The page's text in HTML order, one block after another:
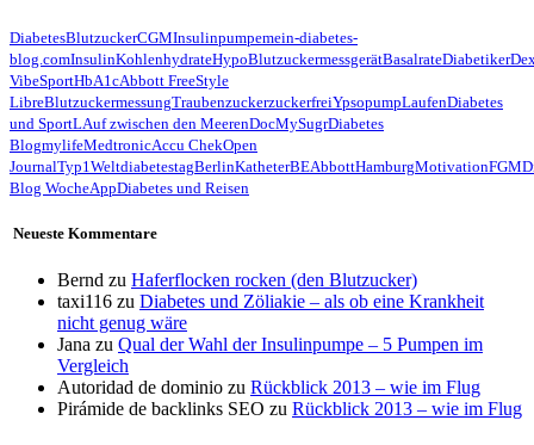
DiabetesBlutzuckerCGMInsulinpumpemein-diabetes-
blog.comInsulinKohlenhydrateHypoBlutzuckermessgerätBasalrateDiabetiker
VibeSportHbA1cAbbott FreeStyle
LibreBlutzuckermessungTraubenzuckerzuckerfreiYpsopumpLaufenDiabetes
und SportLAuf zwischen den MeerenDocMySugrDiabetes
BlogmylifeMedtronicAccu ChekOpen
JournalTyp1 WeltdiabetestagBerlinKatheterBEAbbottHamburgMotivationFGM
Blog WocheAppDiabetes und Reisen
Neueste Kommentare
Bernd zu Haferflocken rocken (den Blutzucker)
taxi116 zu Diabetes und Zöliakie – als ob eine Krankheit
nicht genug wäre
Jana zu Qual der Wahl der Insulinpumpe – 5 Pumpen im
Vergleich
Autoridad de dominio zu Rückblick 2013 – wie im Flug
Pirámide de backlinks SEO zu Rückblick 2013 – wie im Flug